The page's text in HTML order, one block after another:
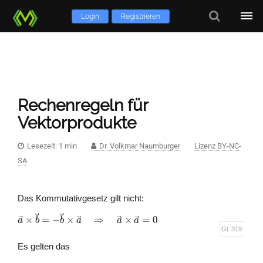
Login Registrieren
Rechenregeln für
Vektorprodukte
Lesezeit: 1 min Dr. Volkmar Naumburger
Lizenz BY-NC-
SA
Das Kommutativgesetz gilt nicht:
\vec a
b = - \vec b
a × b = −b × a ⇒ a × a = 0
Gl. 319
Es gelten das